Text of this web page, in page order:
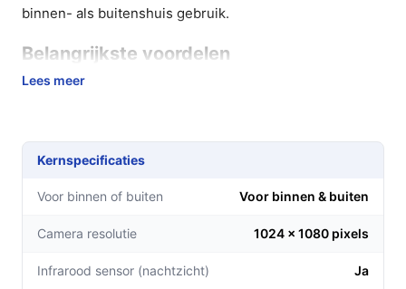
binnen- als buitenshuis gebruik.
Belangrijkste voordelen
De voordelen van de WiFi Dome Camera zijn talrijk en
Haarscherpe beelden:Dankzij de 4MP-resolutie
ontvang je elk detail helder en duidelijk, wat
cruciaal is voor identificatie en bewaking.
2.4GHz WiFi, waardoor je geen extra hub nodig
voor gemakkelijk thuisgebruik.
Lees meer
Kernspecificaties
Voor binnen of buiten Voor binnen & buiten
Camera resolutie 1024 x 1080 pixels
Infrarood sensor (nachtzicht) Ja